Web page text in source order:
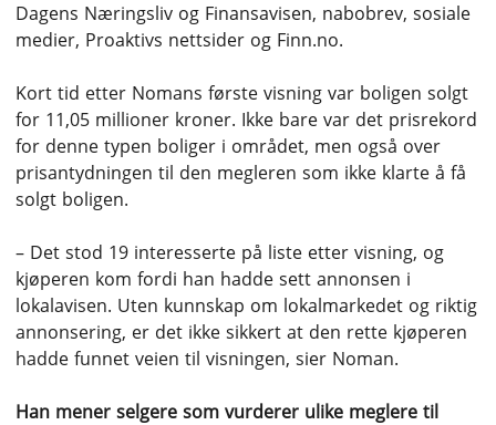
Dagens Næringsliv og Finansavisen, nabobrev, sosiale
medier, Proaktivs nettsider og Finn.no.
Kort tid etter Nomans første visning var boligen solgt
for 11,05 millioner kroner. Ikke bare var det prisrekord
for denne typen boliger i området, men også over
prisantydningen til den megleren som ikke klarte å få
solgt boligen.
– Det stod 19 interesserte på liste etter visning, og
kjøperen kom fordi han hadde sett annonsen i
lokalavisen. Uten kunnskap om lokalmarkedet og riktig
annonsering, er det ikke sikkert at den rette kjøperen
hadde funnet veien til visningen, sier Noman.
Han mener selgere som vurderer ulike meglere til